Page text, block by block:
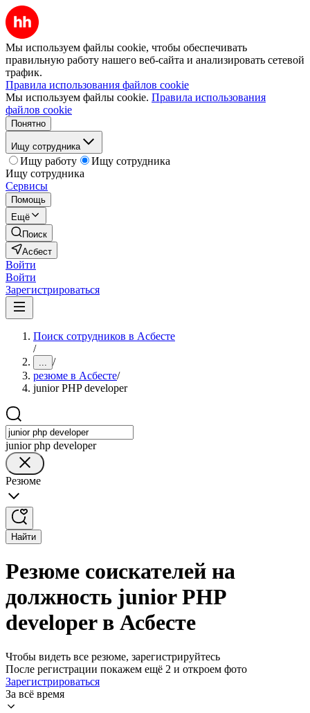
Мы используем файлы cookie, чтобы обеспечивать
правильную работу нашего веб-сайта и анализировать сетевой
трафик.
Правила использования файлов cookie
Мы используем файлы cookie. Правила использования
файлов cookie
Понятно
Ищу сотрудника
Ищу работу
Ищу сотрудника
Ищу сотрудника
Сервисы
Помощь
Ещё
Поиск
Асбест
Войти
Войти
Зарегистрироваться
Поиск сотрудников в Асбесте
/
... /
резюме в Асбесте/
junior PHP developer
junior php developer
Резюме
Найти
Резюме соискателей на
должность junior PHP
developer в Асбесте
Чтобы видеть все резюме, зарегистрируйтесь
После регистрации покажем ещё 2 и откроем фото
Зарегистрироваться
За всё время